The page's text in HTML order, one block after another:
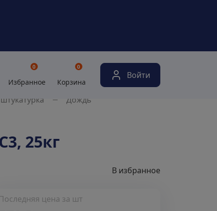
Избранное
0
Корзина
0
Войти
Дождь
25кг
В избранное
цена за шт